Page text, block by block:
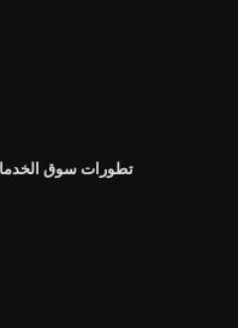
تطورات سوق الخدمات